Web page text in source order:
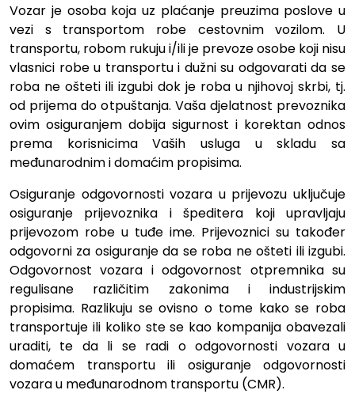
Vozar je osoba koja uz plaćanje preuzima poslove u
vezi s transportom robe cestovnim vozilom. U
transportu, robom rukuju i/ili je prevoze osobe koji nisu
vlasnici robe u transportu i dužni su odgovarati da se
roba ne ošteti ili izgubi dok je roba u njihovoj skrbi, tj.
od prijema do otpuštanja. Vaša djelatnost prevoznika
ovim osiguranjem dobija sigurnost i korektan odnos
prema korisnicima Vaših usluga u skladu sa
međunarodnim i domaćim propisima.
Osiguranje odgovornosti vozara u prijevozu uključuje
osiguranje prijevoznika i špeditera koji upravljaju
prijevozom robe u tuđe ime. Prijevoznici su također
odgovorni za osiguranje da se roba ne ošteti ili izgubi.
Odgovornost vozara i odgovornost otpremnika su
regulisane različitim zakonima i industrijskim
propisima. Razlikuju se ovisno o tome kako se roba
transportuje ili koliko ste se kao kompanija obavezali
uraditi, te da li se radi o odgovornosti vozara u
domaćem transportu ili osiguranje odgovornosti
vozara u međunarodnom transportu (CMR).